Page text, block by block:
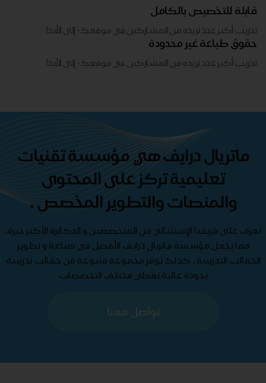
قابلة للتخصيص بالكامل
تدريب أكبر عدد تريده من المشاركين في موقعك - ​​إلى الأبد!
حقوق طباعة غير محدودة
تدريب أكبر عدد تريده من المشاركين في موقعك - ​​إلى الأبد!
ماتريال درايف هي مؤسسة تقنيات
تعليمية تركز على المحتوى
والمنصات والتطوير المخصص .
تعرف على فريقنا الإستثنائي من المتخصصين و الدكاترة الأكثر خبرة،
مما يجعل مؤسسة ماتريال درايف الأفضل في صناعة و تطوير
الحقائب التدريبية , كذلك نوفر مجموعة متنوعة من حقائب تدريبية
بجودة عالية تغطي مختلف التخصصات
تواصل معنا